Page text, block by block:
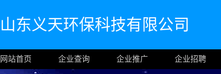
山东义天环保科技有限公司
网站首页 企业查询 企业推广 企业招聘